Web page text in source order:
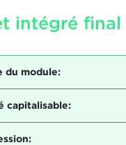
intégré final
du module:
capitalisable: